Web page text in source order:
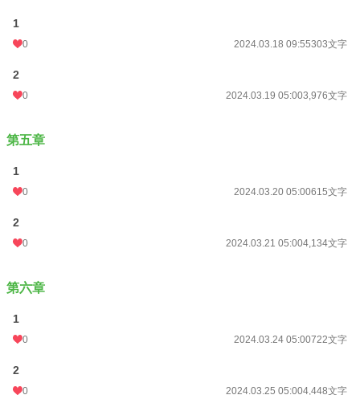
1
0 2024.03.18 09:55303文字
2
0 2024.03.19 05:003,976文字
第五章
1
0 2024.03.20 05:00615文字
2
0 2024.03.21 05:004,134文字
第六章
1
0 2024.03.24 05:00722文字
2
0 2024.03.25 05:004,448文字